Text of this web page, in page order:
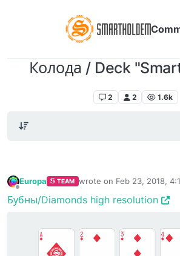
Колода / Deck
2
2 1.6k
Europa TEAM wrote on Feb 23, 2018,
last edited by
Бубны/Diamonds high resolution